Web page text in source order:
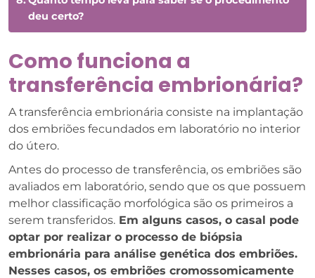
deu certo?
Como funciona a
transferência embrionária?
A transferência embrionária consiste na implantação
dos embriões fecundados em laboratório no interior
do útero.
Antes do processo de transferência, os embriões são
avaliados em laboratório, sendo que os que possuem
melhor classificação morfológica são os primeiros a
serem transferidos. Em alguns casos, o casal pode
optar por realizar o processo de biópsia
embrionária para análise genética dos embriões.
Nesses casos, os embriões cromossomicamente